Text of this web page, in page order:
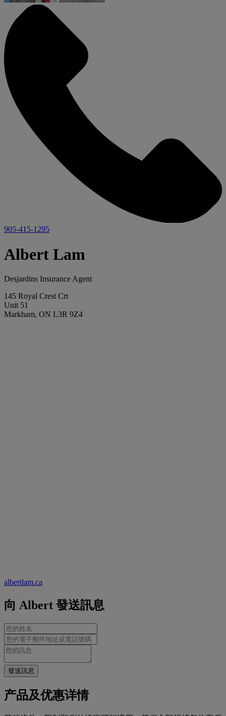
905-415-1295
Albert Lam
Desjardins Insurance Agent
145 Royal Crest Crt
Unit 51
Markham, ON L3R 9Z4
albertlam.ca
向 Albert 發送訊息
發送訊息
产品及优惠详情